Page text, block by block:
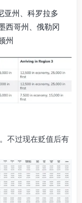
亚州、科罗拉多
西哥州、俄勒冈
州
不过现在贬值后有